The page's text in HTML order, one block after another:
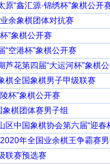
“鑫汇源·锦绣杯”象棋公开
余象棋团体对抗赛
”象棋公开赛
“空港杯”象棋公开赛
芦花第四届“大运河杯”象棋
棋全国象棋男子甲级联赛
杯”象棋公开赛
象棋团体赛男子组
区中国象棋协会第六届“迎春
年全国业余棋王争霸赛
联赛预选赛